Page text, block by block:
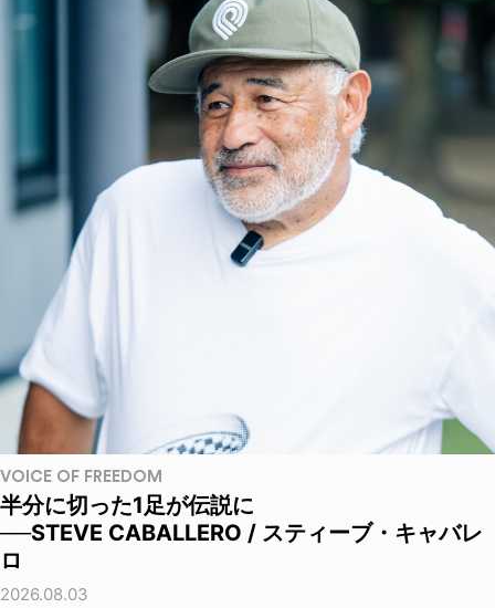
VOICE OF FREEDOM
半分に切った1足が伝説に
──STEVE CABALLERO / スティーブ・キャバレ
ロ
2026.08.03